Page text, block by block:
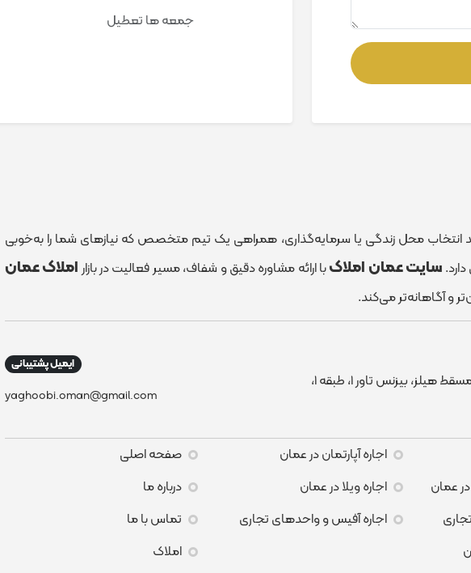
جمعه ها تعطیل
محل زندگی یا سرمایه‌گذاری، همراهی یک تیم متخصص که نیازهای شما را به‌خوبی
سایت عمان املاکبا ارائه مشاوره دقیق و شفاف، مسیر فعالیت در بازار املاک عمان
و آگاهانه‌تر می‌کند.
عمان، مسقط، مسقط هیلز، بیزنس تاور ۱، طبقه ۱،
ایمیل پشتیبانی
yaghoobi.oman@gmail.com
عمان
اجاره آپارتمان در عمان
اجاره ویلا در عمان
اجاره آفیس و واحدهای تجاری
صفحه اصلی
درباره ما
تماس با ما
املاک